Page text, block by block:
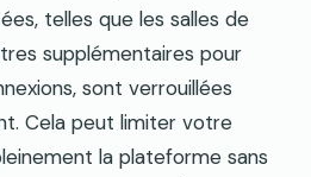
telles que les salles de
supplémentaires pour
sont verrouillées
Cela peut limiter votre
la plateforme sans